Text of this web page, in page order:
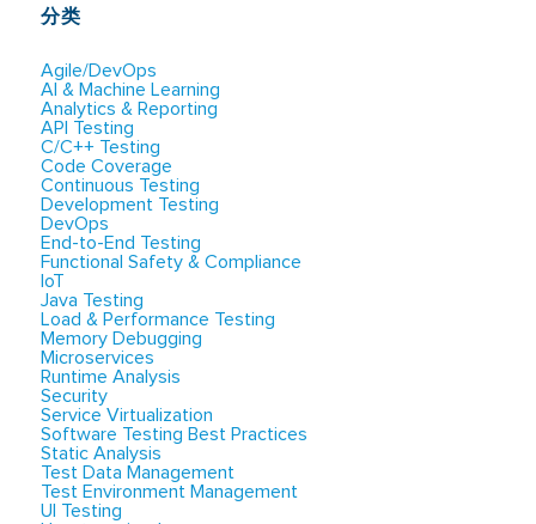
分类
Agile/DevOps
AI & Machine Learning
Analytics & Reporting
API Testing
C/C++ Testing
Code Coverage
Continuous Testing
Development Testing
DevOps
End-to-End Testing
Functional Safety & Compliance
IoT
Java Testing
Load & Performance Testing
Memory Debugging
Microservices
Runtime Analysis
Security
Service Virtualization
Software Testing Best Practices
Static Analysis
Test Data Management
Test Environment Management
UI Testing